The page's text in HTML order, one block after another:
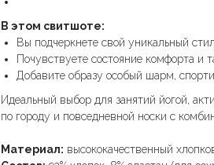
В этом свитшоте:
Вы подчеркнете свой уникальный
Почувствуете состояние комфорта и
Добавите образу особый шарм,
Идеальный выбор для занятий йогой,
по городу и повседневной носки с
Материал: высококачественный